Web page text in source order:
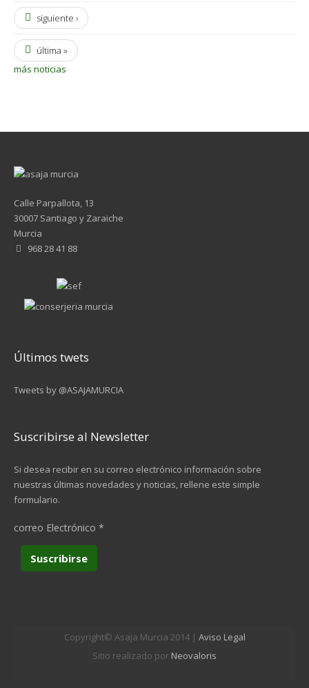
siguiente ›
última »
más noticias
Calle Parpallota, 13
30007 Santiago y Zaraiche
Murcia
968 28 41 88
Últimos twets
Tweets by @ASAJAMURCIA
Suscribirse al Newsletter
Si desea recibir en su correo electrónico información sobre
nuestras últimas novedades y noticias, rellene este simple
formulario.
correo Electrónico *
Copyright© Asaja Murcia 2014 | Aviso Legal
Sitio realizado por Neovaloris